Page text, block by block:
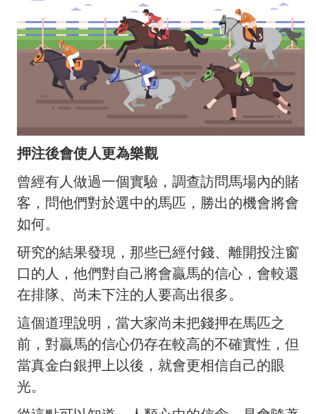
押注後會使人更為樂觀
曾經有人做過一個實驗，調查訪問馬場內的賭
客，問他們對於選中的馬匹，勝出的機會將會
如何。
研究的結果發現，那些已經付錢、離開投注窗
口的人，他們對自己將會贏馬的信心，會較還
在排隊、尚未下注的人要高出很多。
這個道理說明，當大家尚未把錢押在馬匹之
前，對贏馬的信心仍存在較高的不確實性，但
當真金白銀押上以後，就會更相信自己的眼
光。